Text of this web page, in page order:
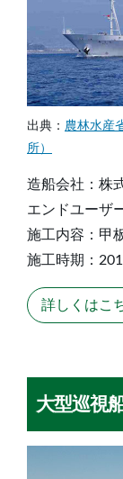
出典： 農林水産
所）
造船会社：株
エンドユーザ
施工内容：甲
施工時期：
詳しくはこ
⼤型巡視